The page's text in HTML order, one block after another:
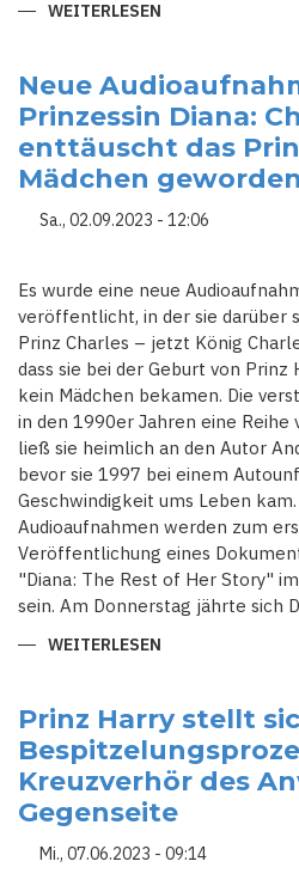
WEITERLESEN
WILL
DIE
STAATSFORM
DER
MONARCHIE
BEIBEHALTEN
Neue
Prinzessin Diana:
enttäuscht das
Mädchen
Sa., 02.09.2023 - 12:06
Es wurde eine neue
veröffentlicht, in der sie darüber
Prinz Charles – jetzt König
dass sie bei der Geburt von Prinz
kein Mädchen bekamen. Die
in den 1990er Jahren eine Reihe
ließ sie heimlich an den Autor
bevor sie 1997 bei einem
Geschwindigkeit ums Leben
Audioaufnahmen werden zum
Veröffentlichung eines
"Diana: The Rest of Her Story"
sein. Am Donnerstag jährte sich
WEITERLESEN
PRINZESSIN
DIANA:
CHARLES
SEI
ENTTÄUSCHT
DAS
PRINZ
HARRY
KEIN
MÄDCHEN
Prinz Harry stellt
Kreuzverhör des
Gegenseite
Mi., 07.06.2023 - 09:14